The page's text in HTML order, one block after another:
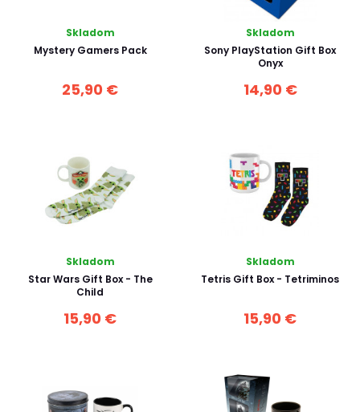
Skladom
Mystery Gamers Pack
25,90 €
Skladom
Sony PlayStation Gift Box
Onyx
14,90 €
Skladom
Star Wars Gift Box - The
Child
15,90 €
Skladom
Tetris Gift Box - Tetriminos
15,90 €